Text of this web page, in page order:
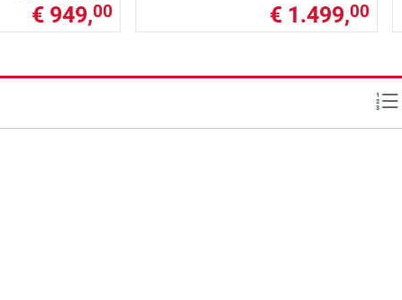
€ 949,00 € 1.499,00